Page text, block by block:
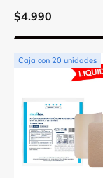
$4.990
Caja con 20 unidades